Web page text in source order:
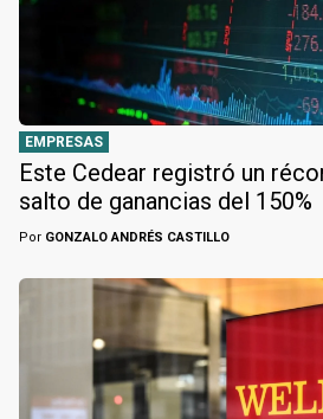
EMPRESAS
Este Cedear registró un
salto de ganancias del 150%
Por GONZALO ANDRÉS CASTILLO